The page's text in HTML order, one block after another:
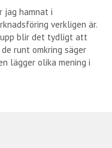
jag hamnat i
verkligen är.
upp blir det tydligt att
runt omkring säger
lägger olika mening i